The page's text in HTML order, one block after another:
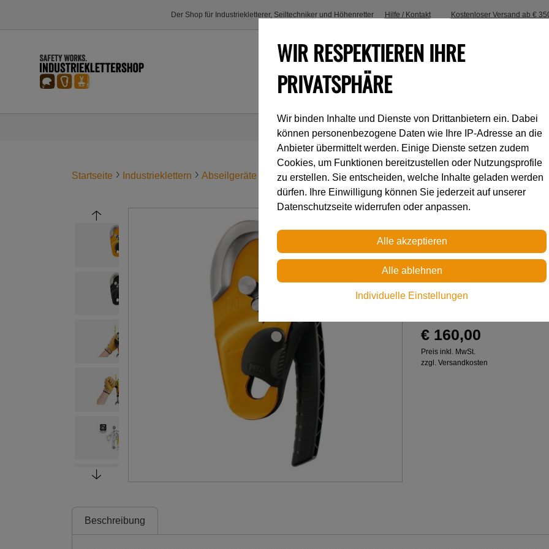
Der Shop für Industriekletterer, Seiltechniker und Höhenretter Hilfe / Kontakt Kostenloser Versand ab €
Industrieklettern Accessoires
Startseite Industrieklettern Abseilgeräte RIG
Petzl
RIG
Selbstbremsendes,
€ 160,00
Preis inkl. MwSt.
zzgl. Versandkosten
Beschreibung
WIR RESPEKTIEREN IHRE
PRIVATSPHÄRE
Wir binden Inhalte und Dienste von Drittanbietern ein. Dabei
können personenbezogene Daten wie Ihre IP-Adresse an die
Anbieter übermittelt werden. Einige Dienste setzen zudem
Cookies, um Funktionen bereitzustellen oder Nutzungsprofile
zu erstellen. Sie entscheiden, welche Inhalte geladen werden
dürfen. Ihre Einwilligung können Sie jederzeit auf unserer
Datenschutzseite widerrufen oder anpassen.
Individuelle Einstellungen